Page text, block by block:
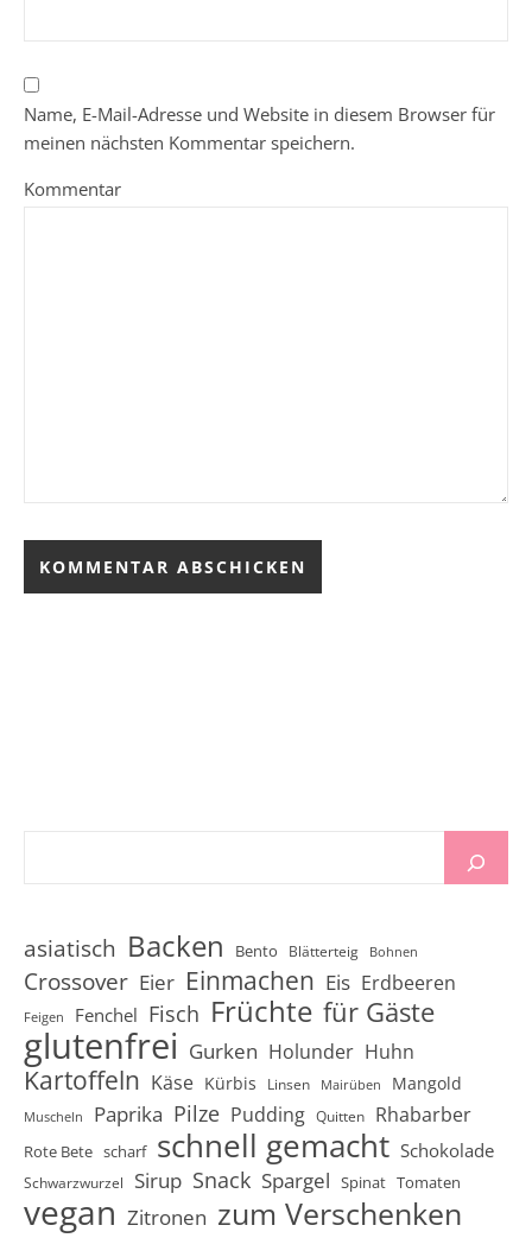
Name, E-Mail-Adresse und Website in diesem Browser für
meinen nächsten Kommentar speichern.
Kommentar
asiatisch Backen Bento Blätterteig Bohnen
Crossover Eier Einmachen Eis Erdbeeren
Feigen Fenchel Fisch Früchte für Gäste
glutenfrei Gurken Holunder Huhn
Kartoffeln Käse Kürbis Linsen Mairüben Mangold
Muscheln Paprika Pilze Pudding Quitten Rhabarber
Rote Bete scharf schnell gemacht Schokolade
Schwarzwurzel Sirup Snack Spargel Spinat Tomaten
vegan Zitronen zum Verschenken